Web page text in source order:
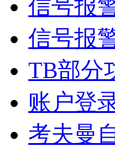
信号报
信号报
TB部分
账户登
考夫曼